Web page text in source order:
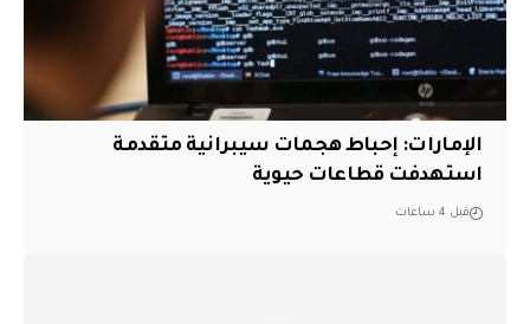
الإمارات: إحباط هجمات سيبرانية متقدمة
استهدفت قطاعات حيوية
قبل 4 ساعات